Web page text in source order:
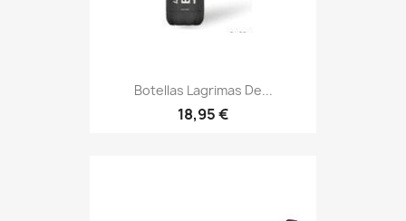
Botellas Lagrimas De...
18,95 €